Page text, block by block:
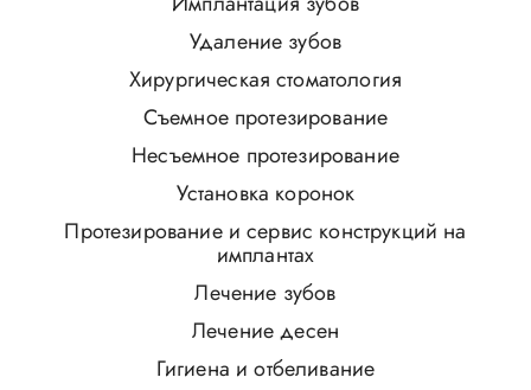
Удаление зубов
Хирургическая стоматология
Съемное протезирование
Несъемное протезирование
Установка коронок
Протезирование и сервис конструкций на
имплантах
Лечение зубов
Лечение десен
Гигиена и отбеливание